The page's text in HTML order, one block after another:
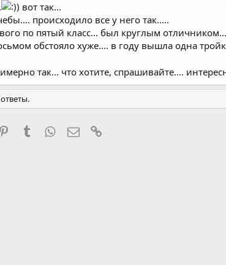
вот так...
происходило все у него так.....
по пятый класс... был круглым
обстояло хуже.... в году вышла одна
так... что хотите, спрашивайте....
PinterestTumblrWhatsAppЭлектронная почта